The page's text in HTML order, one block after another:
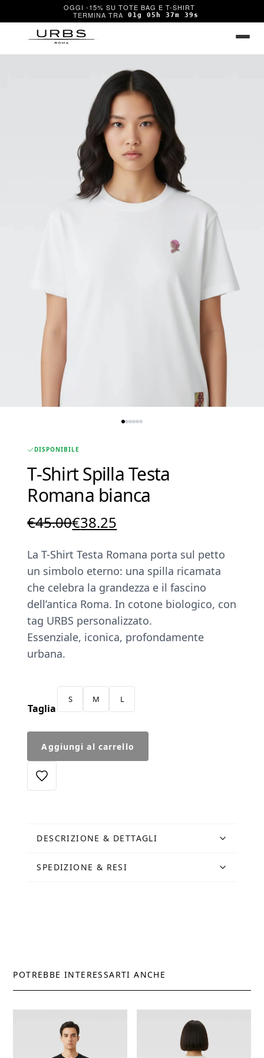
OGGI -15% SU TOTE BAG E T-SHIRT
01g 05h 37m 39s
DISPONIBILE
T-Shirt Spilla Testa
Romana bianca
€45.00Il
originale
era:
€45.00.
€38.25
attuale
è:
€38.25.
La T-Shirt Testa Romana porta sul petto
un simbolo eterno: una spilla ricamata
che celebra la grandezza e il fascino
dell’antica Roma. In cotone biologico, con
tag URBS personalizzato.
Essenziale, iconica, profondamente
urbana.
Taglia
S M L
Shirt
Spilla
Testa
Romana
Aggiungi al carrello
DESCRIZIONE & DETTAGLI
SPEDIZIONE & RESI
POTREBBE INTERESSARTI ANCHE